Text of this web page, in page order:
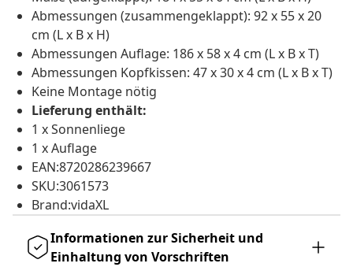
Abmessungen (zusammengeklappt): 92 x 55 x 20
cm (L x B x H)
Abmessungen Auflage: 186 x 58 x 4 cm (L x B x T)
Abmessungen Kopfkissen: 47 x 30 x 4 cm (L x B x T)
Keine Montage nötig
Lieferung enthält:
1 x Sonnenliege
1 x Auflage
EAN:8720286239667
SKU:3061573
Brand:vidaXL
Informationen zur Sicherheit und
Einhaltung von Vorschriften